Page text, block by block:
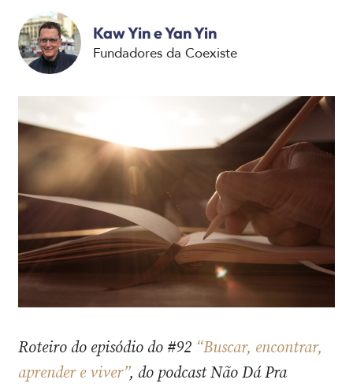
Kaw Yin e Yan Yin
Fundadores da Coexiste
Roteiro do episódio do #92 “Buscar, encontrar,
aprender e viver”, do podcast Não Dá Pra